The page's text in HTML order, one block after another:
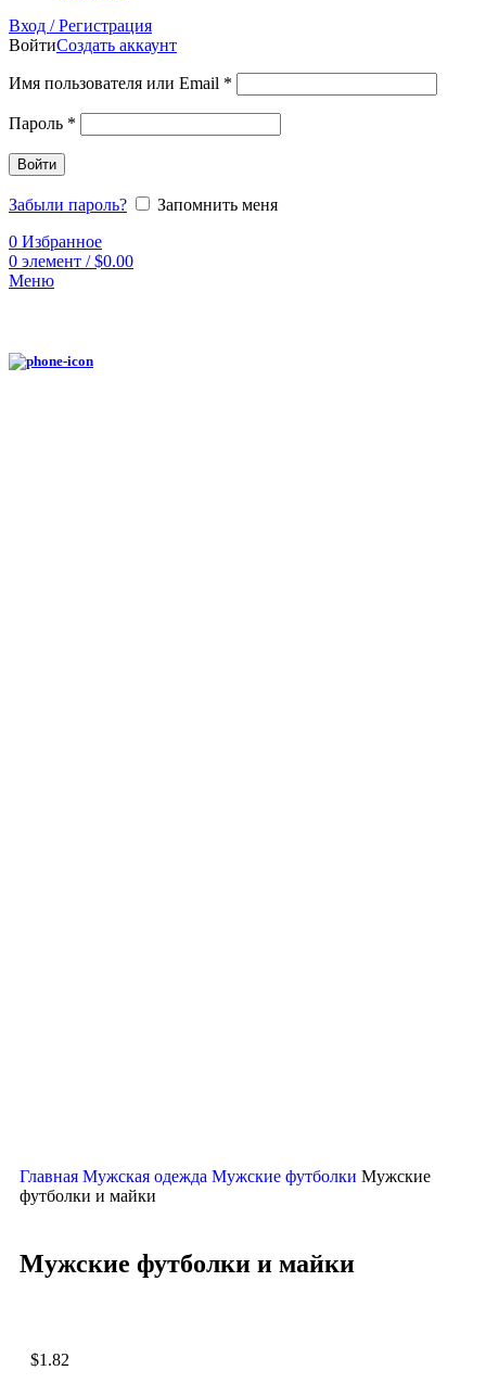
Вход / Регистрация
ВойтиСоздать аккаунт
Имя пользователя или Email *
Пароль *
Войти
Забыли пароль?
Запомнить меня
0 Избранное
0 элемент / $0.00
Меню
Главная Мужская одежда Мужские футболки Мужские
футболки и майки
Мужские футболки и майки
$1.82